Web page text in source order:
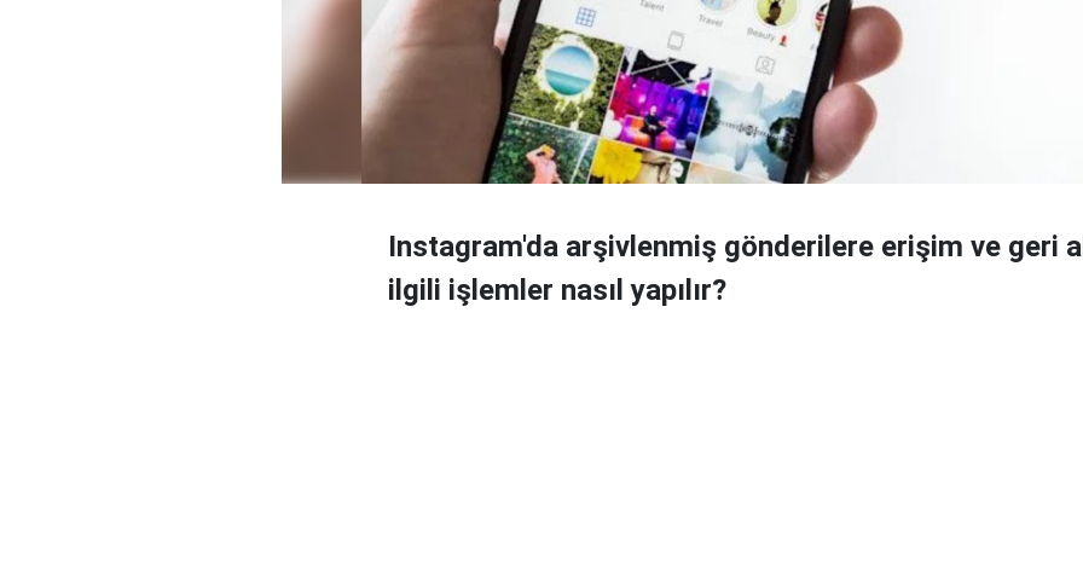
Instagram'da arşivlenmiş gönderilere erişim ve geri
ilgili işlemler nasıl yapılır?